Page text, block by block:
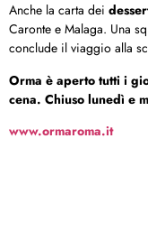
Anche la carta dei
Caronte e Malaga. Una
conclude il viaggio alla
Orma è aperto tutti i
cena. Chiuso lunedì e
www.ormaroma.it